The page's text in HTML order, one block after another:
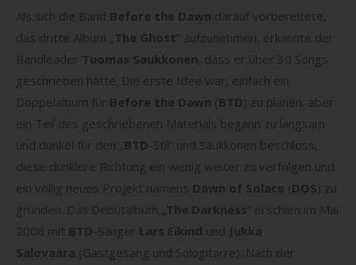
Als sich die Band Before the Dawn darauf vorbereitete,
das dritte Album „The Ghost “ aufzunehmen, erkannte der
Bandleader Tuomas Saukkonen , dass er über 30 Songs
geschrieben hatte. Die erste Idee war, einfach ein
Doppelalbum für Before the Dawn ( BTD) zu planen, aber
ein Teil des geschriebenen Materials begann zu langsam
und dunkel für den „BTD-Stil“ und Saukkonen beschloss,
diese dunklere Richtung ein wenig weiter zu verfolgen und
ein völlig neues Projekt namens Dawn of Solace ( DOS ) zu
gründen. Das Debütalbum „The Darkness “ erschien im Mai
2006 mit BTD-Sänger Lars Eikind und Jukka
Salovaara (Gastgesang und Sologitarre). Nach der